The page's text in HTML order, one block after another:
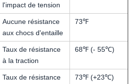
l'impact de tension
Aucune résistance
aux chocs d'entaille
73℉
Taux de résistance
à la traction
68℉ (- 55℃)
Taux de résistance
73℉ (+23℃)